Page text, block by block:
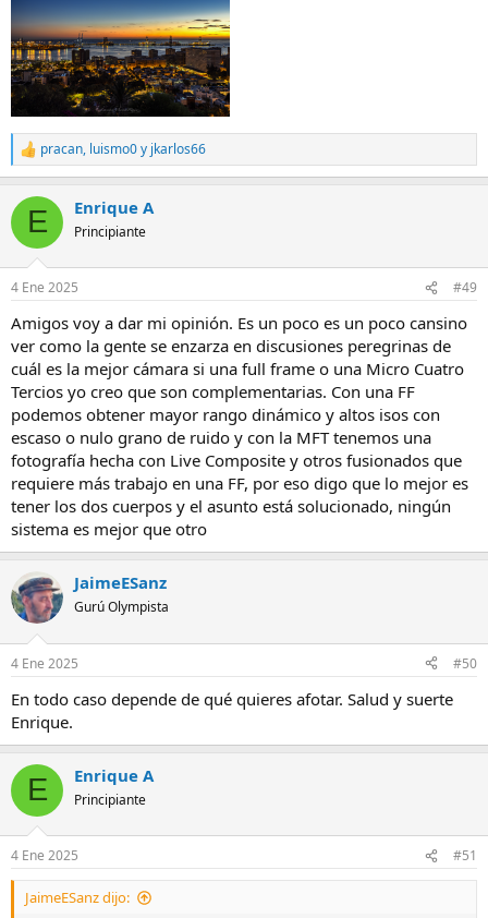
R
e
c
i
e
:
pracan, luismo0y jkarlos66
E Enrique A
Principiante
4 Ene 2025 #49
Amigos voy a dar mi opinión. Es un poco es un poco cansino
ver como la gente se enzarza en discusiones peregrinas de
cuál es la mejor cámara si una full frame o una Micro Cuatro
Tercios yo creo que son complementarias. Con una FF
podemos obtener mayor rango dinámico y altos isos con
escaso o nulo grano de ruido y con la MFT tenemos una
fotografía hecha con Live Composite y otros fusionados que
requiere más trabajo en una FF, por eso digo que lo mejor es
tener los dos cuerpos y el asunto está solucionado, ningún
sistema es mejor que otro
JaimeESanz
Gurú Olympista
4 Ene 2025 #50
En todo caso depende de qué quieres afotar. Salud y suerte
Enrique.
E Enrique A
Principiante
4 Ene 2025 #51
JaimeESanz dijo: